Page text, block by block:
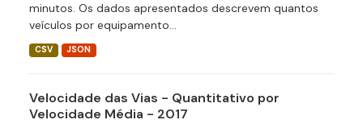
minutos. Os dados apresentados descrevem quantos
veículos por equipamento...
CSV JSON
Velocidade das Vias - Quantitativo por
Velocidade Média - 2017